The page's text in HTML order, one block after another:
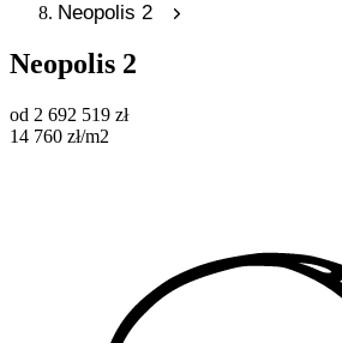
Neopolis 2
Neopolis 2
od 2 692 519 zł
14 760 zł/m2